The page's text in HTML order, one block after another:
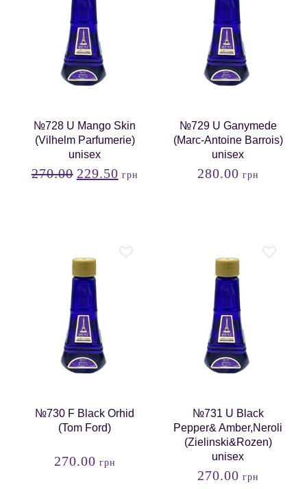
№728 U Mango Skin
(Vilhelm Parfumerie)
unisex
270.00 229.50 грн
№729 U Ganymede
(Marc-Antoine Barrois)
unisex
280.00 грн
№730 F Black Orhid
(Tom Ford)
270.00 грн
№731 U Black
Pepper& Amber,Neroli
(Zielinski&Rozen)
unisex
270.00 грн